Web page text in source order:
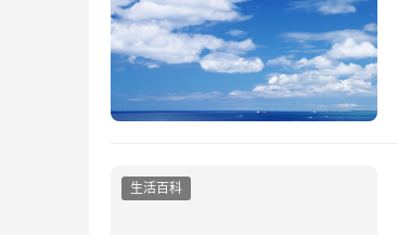
生活百科